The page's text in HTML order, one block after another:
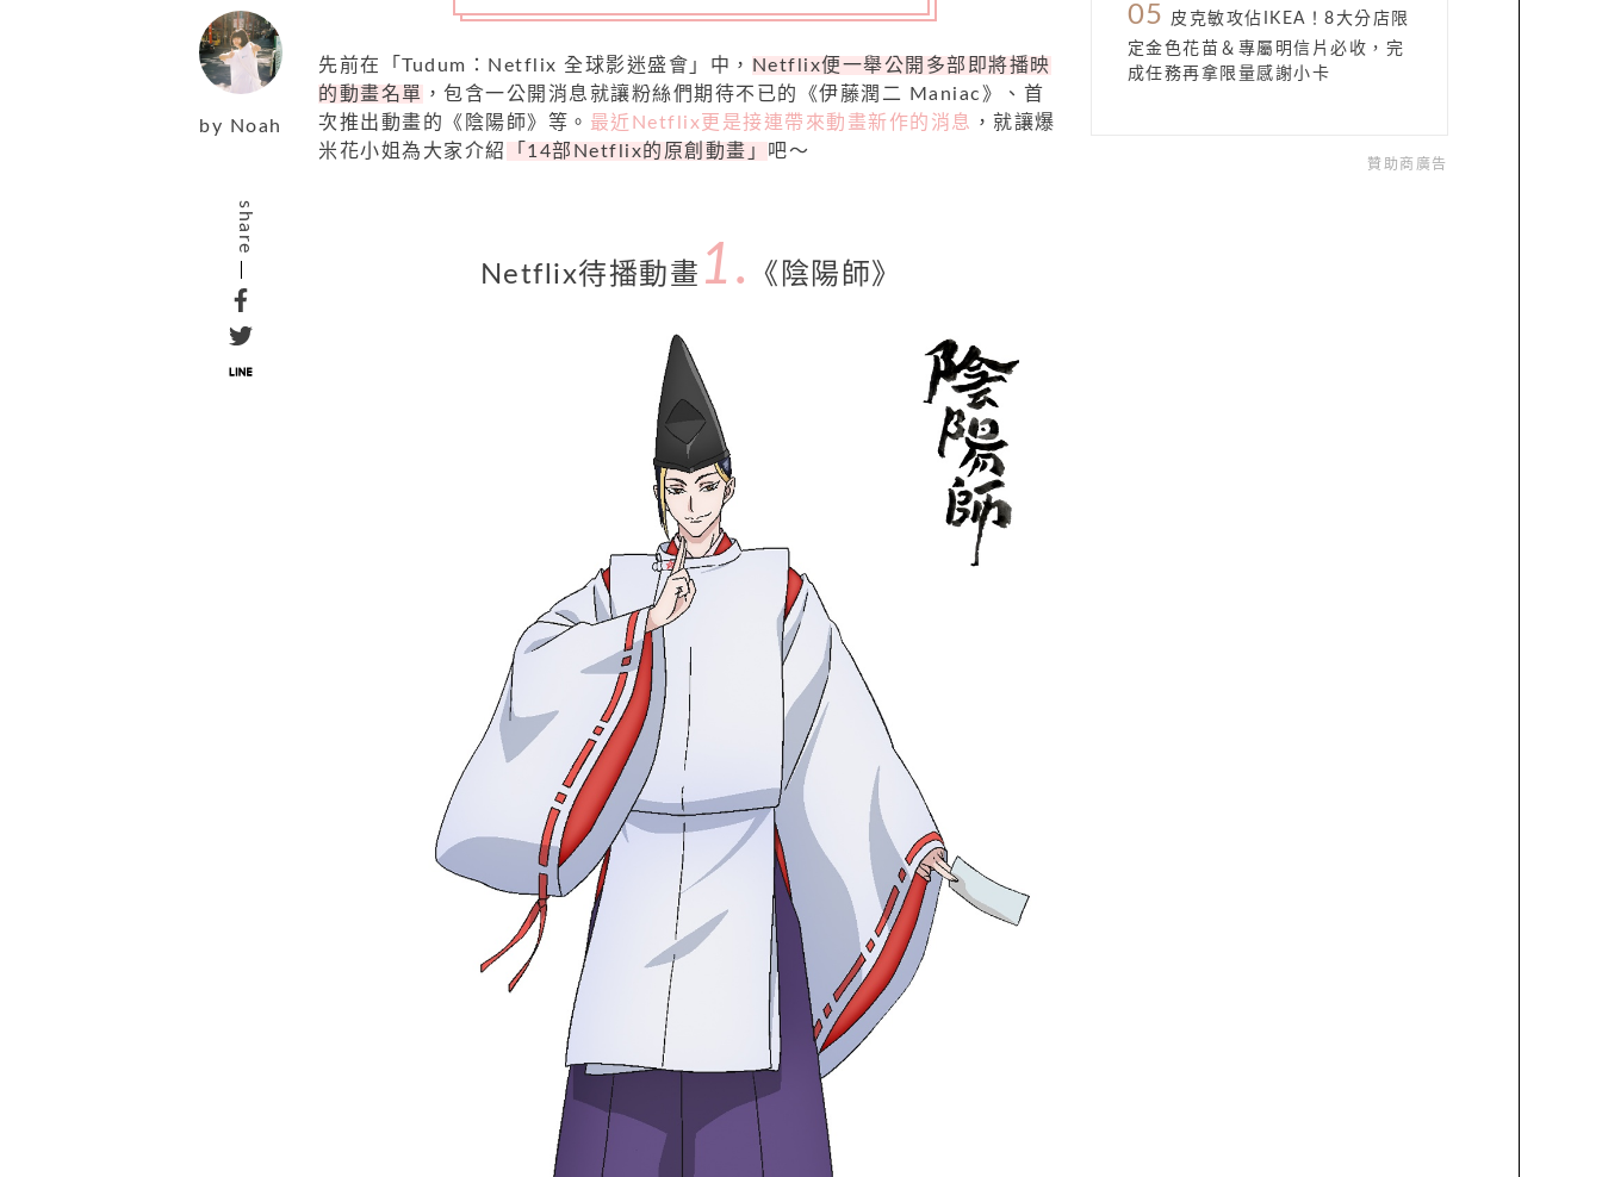
by Noah
share
先前在「Tudum：Netflix 全球影迷盛會」中，
Netflix便一舉公開多部即將播映
的動畫名單 ，包含一公開消息就讓粉絲們期待不已的《伊藤潤二 Maniac》、首
次推出動畫的《陰陽師》等。 最近Netflix更是接連帶來動畫新作的消息 ，就讓爆
米花小姐為大家介紹
「14部Netflix的原創動畫」 吧～
Netflix待播動畫 1. 《陰陽師》
05
皮克敏攻佔IKEA！8大分店限
定金色花苗＆專屬明信片必收，完
成任務再拿限量感謝小卡
贊助商廣告